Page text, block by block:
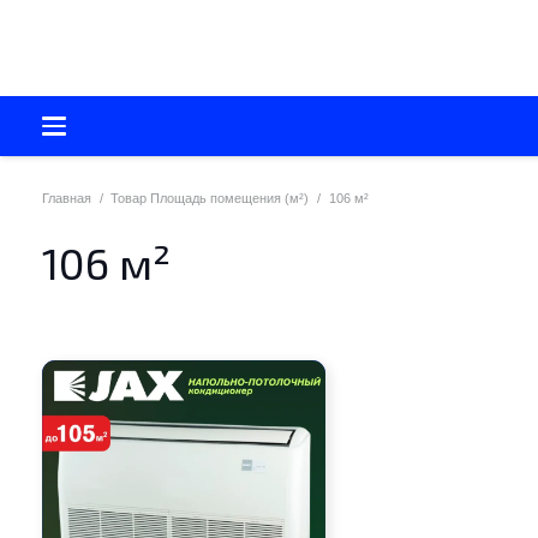
Главная / Товар Площадь помещения (м²) / 106 м²
106 м²